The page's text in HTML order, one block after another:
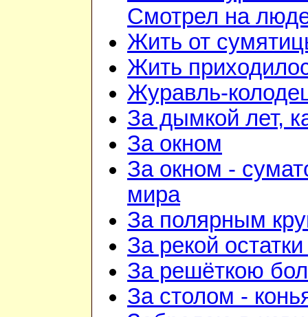
Смотрел на
Жить от
Жить
Журавль-
За дымкой лет,
За окном
За окном -
мира
За полярным
За рекой
За решёткою
За столом -